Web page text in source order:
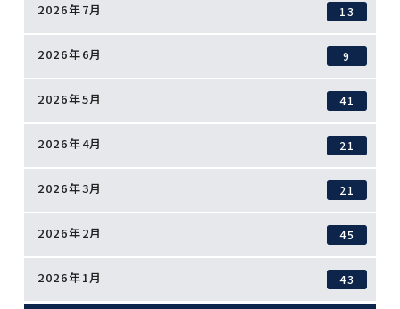
2026年7月 13
2026年6月 9
2026年5月 41
2026年4月 21
2026年3月 21
2026年2月 45
2026年1月 43